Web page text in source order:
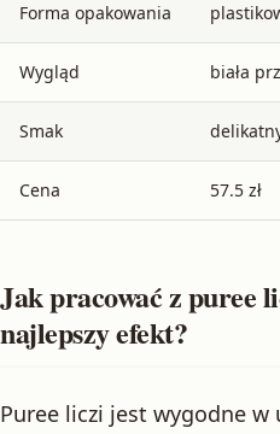
Forma opakowania
Wygląd biała
Smak
Cena 57.5 zł
Jak pracować z puree
najlepszy efekt?
Puree liczi jest wygodne w